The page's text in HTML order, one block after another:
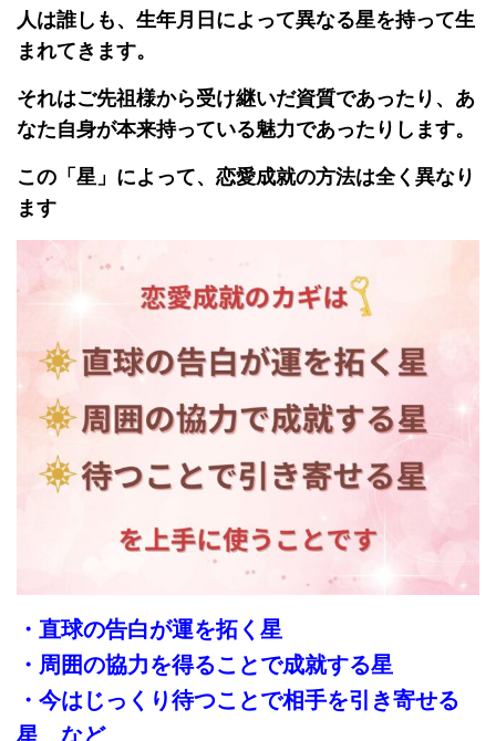
人は誰しも、生年月日によって異なる星を持って生
まれてきます。
それはご先祖様から受け継いだ資質であったり、あ
なた自身が本来持っている魅力であったりします。
この「星」によって、恋愛成就の方法は全く異なり
ます
・直球の告白が運を拓く星
・周囲の協力を得ることで成就する星
・今はじっくり待つことで相手を引き寄せる
星 など